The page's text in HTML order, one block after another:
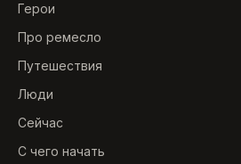
Герои
Про ремесло
Путешествия
Люди
Сейчас
С чего начать